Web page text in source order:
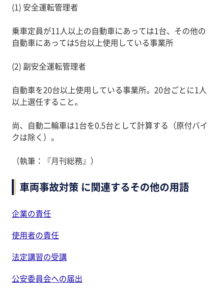
(1) 安全運転管理者
乗車定員が11人以上の自動車にあっては1台、その他の
自動車にあっては5台以上使用している事業所
(2) 副安全運転管理者
自動車を20台以上使用している事業所。20台ごとに1人
以上選任すること。
尚、自動二輪車は1台を0.5台として計算する（原付バイ
クは除く）。
（執筆：『月刊総務』）
車両事故対策 に関連するその他の用語
企業の責任
使用者の責任
法定講習の受講
公安委員会への届出